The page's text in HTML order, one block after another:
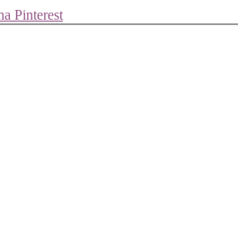
Pinterest